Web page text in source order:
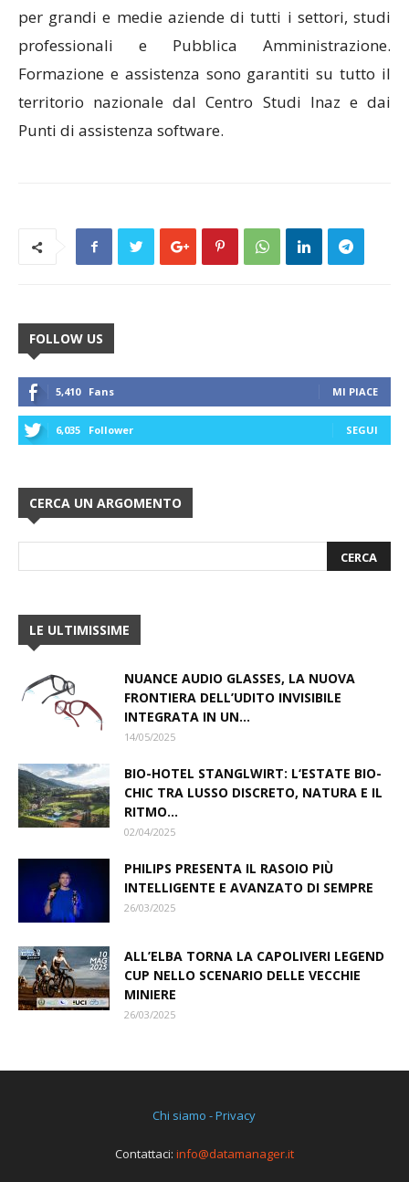
per grandi e medie aziende di tutti i settori, studi
professionali e Pubblica Amministrazione.
Formazione e assistenza sono garantiti su tutto il
territorio nazionale dal Centro Studi Inaz e dai
Punti di assistenza software.
FOLLOW US
5,410 Fans MI PIACE
6,035 Follower SEGUI
CERCA UN ARGOMENTO
LE ULTIMISSIME
NUANCE AUDIO GLASSES, LA NUOVA
FRONTIERA DELL’UDITO INVISIBILE
INTEGRATA IN UN...
14/05/2025
BIO-HOTEL STANGLWIRT: L‘ESTATE BIO-
CHIC TRA LUSSO DISCRETO, NATURA E IL
RITMO...
02/04/2025
PHILIPS PRESENTA IL RASOIO PIÙ
INTELLIGENTE E AVANZATO DI SEMPRE
26/03/2025
ALL’ELBA TORNA LA CAPOLIVERI LEGEND
CUP NELLO SCENARIO DELLE VECCHIE
MINIERE
26/03/2025
Chi siamo - Privacy
Contattaci: info@datamanager.it